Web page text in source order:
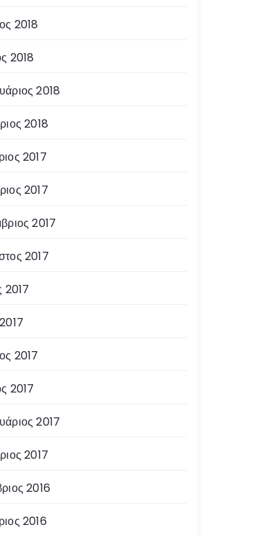
2018
2018
2018
2018
2017
2017
2017
2017
2017
2017
2017
2017
2017
2016
2016